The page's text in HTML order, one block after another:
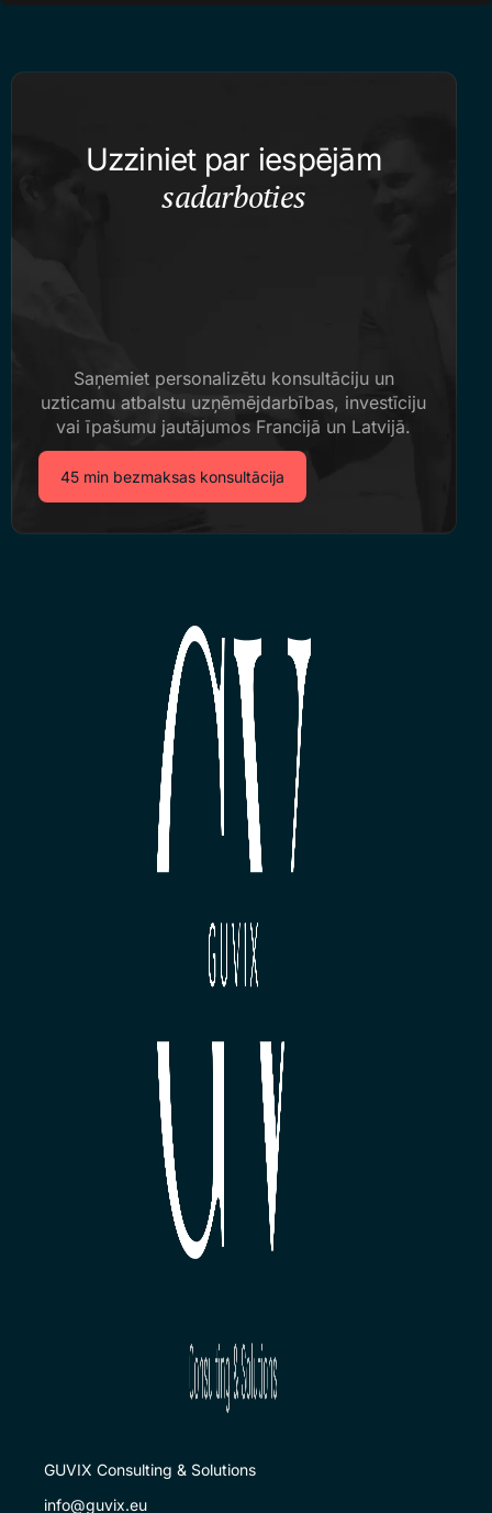
Uzziniet par iespējām
sadarboties
Saņemiet personalizētu konsultāciju un
uzticamu atbalstu uzņēmējdarbības, investīciju
vai īpašumu jautājumos Francijā un Latvijā.
45 min bezmaksas konsultācija
GUVIX Consulting & Solutions
info@guvix.eu